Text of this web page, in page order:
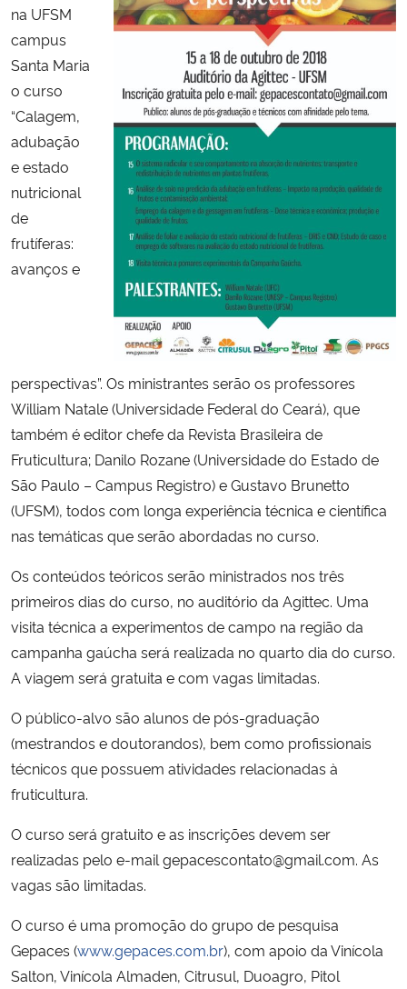
Ministério do Turismo
Ministério do Desenvolvimento Regional
Controladoria-Geral da União
Ministério da Mulher, da Família e dos Direitos Humanos
Secretaria de Governo
Gabinete de Segurança Institucional
Advocacia-Geral da União
na UFSM
campus
Santa Maria
o curso
“Calagem,
adubação
e estado
nutricional
de
frutíferas:
avanços e
perspectivas”. Os ministrantes serão os professores
William Natale (Universidade Federal do Ceará), que
também é editor chefe da Revista Brasileira de
Fruticultura; Danilo Rozane (Universidade do Estado de
São Paulo – Campus Registro) e Gustavo Brunetto
(UFSM), todos com longa experiência técnica e científica
nas temáticas que serão abordadas no curso.
Os conteúdos teóricos serão ministrados nos três
primeiros dias do curso, no auditório da Agittec. Uma
visita técnica a experimentos de campo na região da
campanha gaúcha será realizada no quarto dia do curso.
A viagem será gratuita e com vagas limitadas.
O público-alvo são alunos de pós-graduação
(mestrandos e doutorandos), bem como profissionais
técnicos que possuem atividades relacionadas à
fruticultura.
O curso será gratuito e as inscrições devem ser
realizadas pelo e-mail gepacescontato@gmail.com. As
vagas são limitadas.
O curso é uma promoção do grupo de pesquisa
Gepaces (www.gepaces.com.br), com apoio da Vinícola
Salton, Vinícola Almaden, Citrusul, Duoagro, Pitol